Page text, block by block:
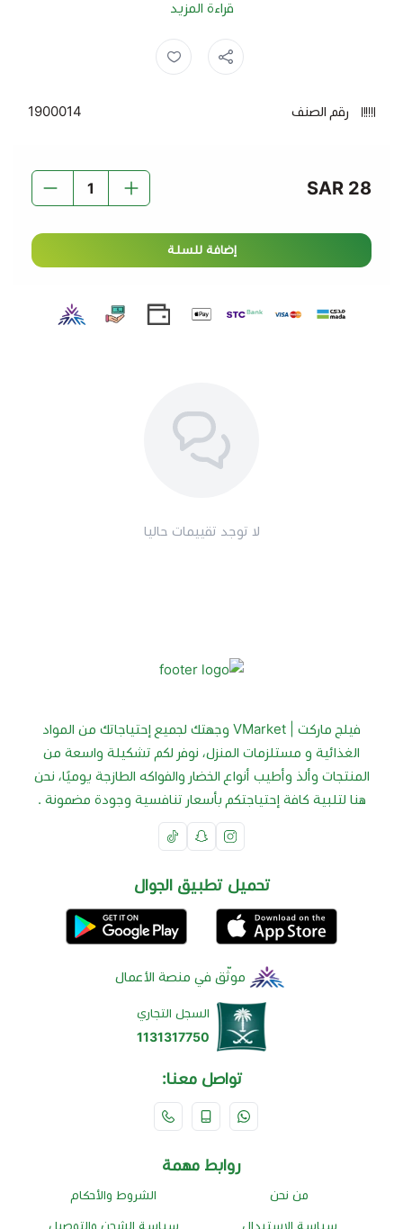
نحن لا نتحدث عن أي شيء آخر سوى مرضى السكر.
هناك دائمًا حلول، فحل ما يقلقك هو برطمان ستيفيانا المحلي.
هذا المحلي هو بديل للسكر يوفر طعمًا حلوًا مثل السكر.
هو عشب حلو المذاق مع الكثير من الفوائد الصحية
هذا المحلي مناسب للمشروبات الساخنة، والمشروبات الباردة،
والخبز وأي أمر يتطلب حلاوة
الغذائي.
أو الطعام الذي تريده.
يقلب جيدً ويخلط جيدًا إذا تم إضافته إلى طبق.
ملعقة واحدة تكفي لشخص واحد.
قراءة المزيد
سكر ,
رقم الصنف 1900014
28 SAR
إضافة للسلة
لا توجد تقييمات حاليا
فيلج ماركت | VMarket وجهتك لجميع إحتياجاتك من المواد
الغذائية و مستلزمات المنزل، نوفر لكم تشكيلة واسعة من
المنتجات وألذ وأطيب أنواع الخضار والفواكه الطازجة يوميًا، نحن
هنا لتلبية كافة إحتياجتكم بأسعار تنافسية وجودة مضمونة .
تحميل تطبيق الجوال
موثّق في منصة الأعمال
السجل التجاري
1131317750
تواصل معنا:
روابط مهمة
من نحن الشروط والأحكام
سياسة الإستبدال سياسة الشحن والتوصيل